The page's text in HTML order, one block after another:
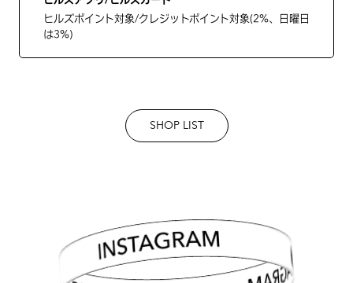
ヒルズポイント対象/クレジットポイント対象(2%、日曜日
は3%)
SHOP LIST
INSTAGRAM